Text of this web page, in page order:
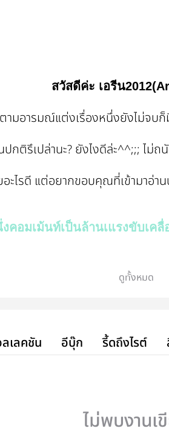
สวัสดีค่ะ เอรีน
ามอารมณ์แต่งเรื่องหนึ่งยังไม่จบก็
ปกติรึเปล่านะ? ยังไงดีล่ะ^^;;; ไม่
ะไรดี แต่อยากขอบคุณที่เข้ามาอ่า
คอมเม้นท์เป็นล้านเแรงขับเคลื่
ดูทั้งหมด
เลคชัน อีบุ๊ก รี้ดถึงไรต์
ไม่พบงานเ